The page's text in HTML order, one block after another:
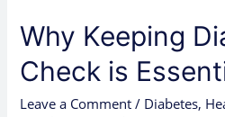
Why Keeping
Check is
Leave a Comment / Diabetes,